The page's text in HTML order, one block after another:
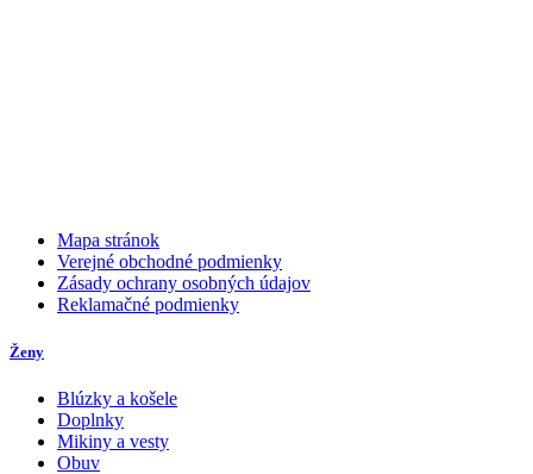
Mapa stránok
Verejné obchodné podmienky
Zásady ochrany osobných údajov
Reklamačné podmienky
Ženy
Blúzky a košele
Doplnky
Mikiny a vesty
Obuv